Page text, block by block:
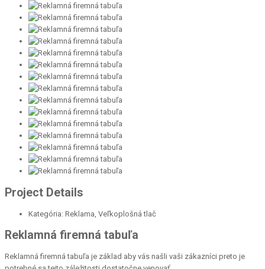
Project Details
Kategória: Reklama, Veľkoplošná tlač
Reklamná firemná tabuľa
Reklamná firemná tabuľa je základ aby vás našli vaši zákazníci preto je